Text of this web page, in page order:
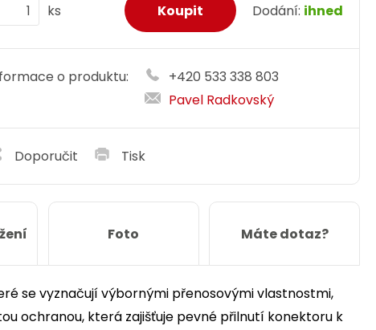
ks Dodání: ihned
o produktu:
+420 533 338 803
Pavel Radkovský
Doporučit Tisk
Foto Máte dotaz?
se vyznačují výbornými přenosovými vlastnostmi,
ochranou, která zajišťuje pevné přilnutí konektoru k